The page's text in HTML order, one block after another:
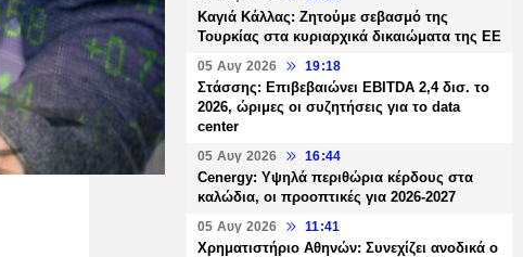
Καγιά Κάλλας: Ζητούμε σεβασμό της
Τουρκίας στα κυριαρχικά δικαιώματα της ΕΕ
05 Αυγ 2026 19:18
Στάσσης: Επιβεβαιώνει EBITDA 2,4 δισ. το
2026, ώριμες οι συζητήσεις για το data
center
05 Αυγ 2026 16:44
Cenergy: Υψηλά περιθώρια κέρδους στα
καλώδια, οι προοπτικές για 2026-2027
05 Αυγ 2026 11:41
Χρηματιστήριο Αθηνών: Συνεχίζει ανοδικά ο